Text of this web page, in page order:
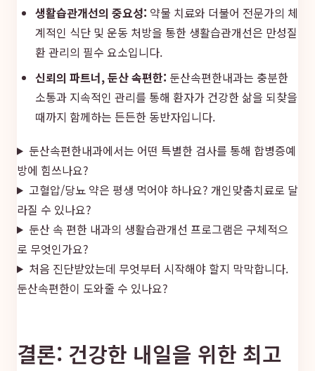
생활습관개선의 중요성: 약물 치료와 더불어 전문가의 체
계적인 식단 및 운동 처방을 통한 생활습관개선은 만성질
환 관리의 필수 요소입니다.
신뢰의 파트너, 둔산 속편한: 둔산속편한내과는 충분한
소통과 지속적인 관리를 통해 환자가 건강한 삶을 되찾을
때까지 함께하는 든든한 동반자입니다.
둔산속편한내과에서는 어떤 특별한 검사를 통해 합병증예
방에 힘쓰나요?
고혈압/당뇨 약은 평생 먹어야 하나요? 개인맞춤치료로 달
라질 수 있나요?
둔산 속 편한 내과의 생활습관개선 프로그램은 구체적으
로 무엇인가요?
처음 진단받았는데 무엇부터 시작해야 할지 막막합니다.
둔산속편한이 도와줄 수 있나요?
결론: 건강한 내일을 위한 최고